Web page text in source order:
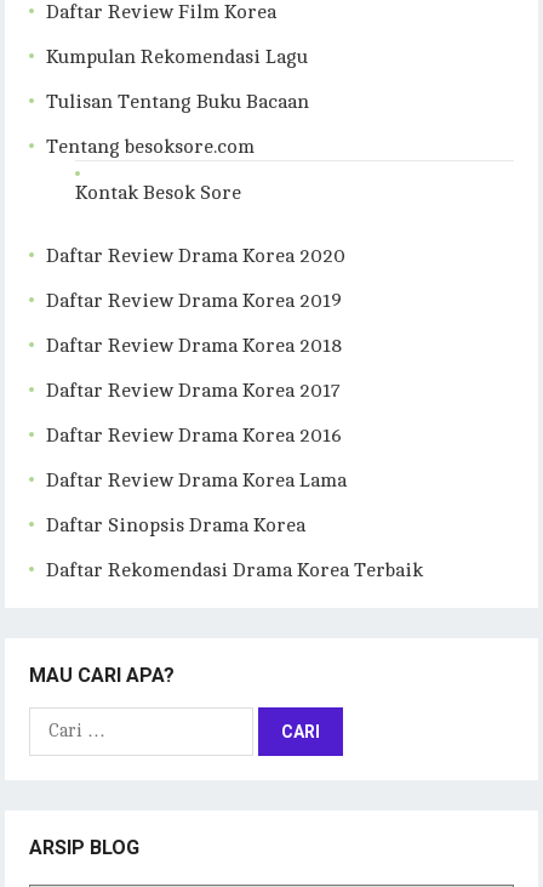
Daftar Review Film Korea
Kumpulan Rekomendasi Lagu
Tulisan Tentang Buku Bacaan
Tentang besoksore.com
Kontak Besok Sore
Daftar Review Drama Korea 2020
Daftar Review Drama Korea 2019
Daftar Review Drama Korea 2018
Daftar Review Drama Korea 2017
Daftar Review Drama Korea 2016
Daftar Review Drama Korea Lama
Daftar Sinopsis Drama Korea
Daftar Rekomendasi Drama Korea Terbaik
MAU CARI APA?
Cari
ARSIP BLOG